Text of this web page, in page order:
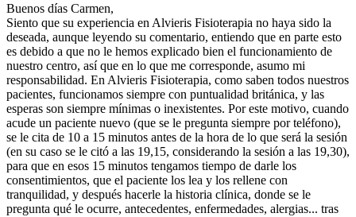
Buenos días Carmen,
Siento que su experiencia en Alvieris Fisioterapia no haya sido la
deseada, aunque leyendo su comentario, entiendo que en parte esto
es debido a que no le hemos explicado bien el funcionamiento de
nuestro centro, así que en lo que me corresponde, asumo mi
responsabilidad. En Alvieris Fisioterapia, como saben todos nuestros
pacientes, funcionamos siempre con puntualidad británica, y las
esperas son siempre mínimas o inexistentes. Por este motivo, cuando
acude un paciente nuevo (que se le pregunta siempre por teléfono),
se le cita de 10 a 15 minutos antes de la hora de lo que será la sesión
(en su caso se le citó a las 19,15, considerando la sesión a las 19,30),
para que en esos 15 minutos tengamos tiempo de darle los
consentimientos, que el paciente los lea y los rellene con
tranquilidad, y después hacerle la historia clínica, donde se le
pregunta qué le ocurre, antecedentes, enfermedades, alergias... tras